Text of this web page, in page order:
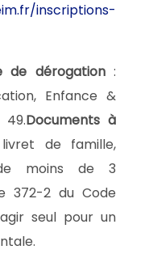
inscriptions-
de dérogation:
Enfance &
Documents à
de famille,
moins de 3
372-2 du Code
seul pour un